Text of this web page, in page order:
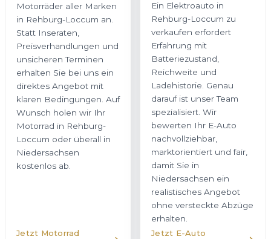
Motorräder aller Marken
in Rehburg-Loccum an.
Statt Inseraten,
Preisverhandlungen und
unsicheren Terminen
erhalten Sie bei uns ein
direktes Angebot mit
klaren Bedingungen. Auf
Wunsch holen wir Ihr
Motorrad in Rehburg-
Loccum oder überall in
Niedersachsen
kostenlos ab.
Jetzt Motorrad
Ein Elektroauto in
Rehburg-Loccum zu
verkaufen erfordert
Erfahrung mit
Batteriezustand,
Reichweite und
Ladehistorie. Genau
darauf ist unser Team
spezialisiert. Wir
bewerten Ihr E-Auto
nachvollziehbar,
marktorientiert und fair,
damit Sie in
Niedersachsen ein
realistisches Angebot
ohne versteckte Abzüge
erhalten.
Jetzt E-Auto